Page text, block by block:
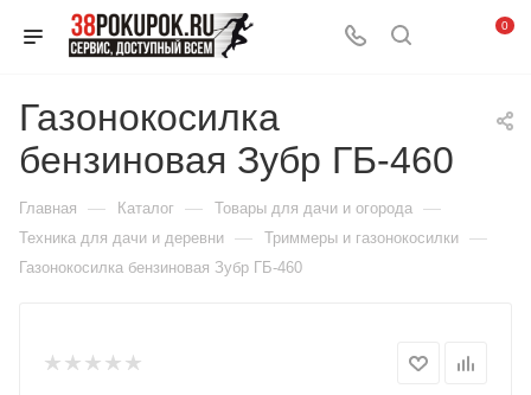
0
Газонокосилка
бензиновая Зубр ГБ-460
Главная — Каталог — Товары для дачи и огорода —
Техника для дачи и деревни — Триммеры и газонокосилки —
Газонокосилка бензиновая Зубр ГБ-460